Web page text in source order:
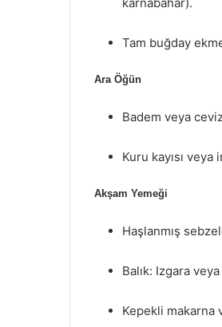
Tam buğday
Ara Öğün
Badem veya
Kuru kayısı veya
Akşam Yemeği
Haşlanmış
Balık: Izgara
Kepekli makarna